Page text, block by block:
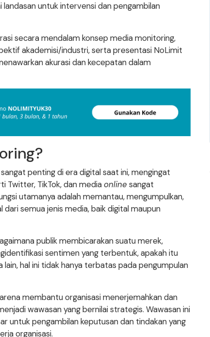
untuk intervensi dan pengambilan
secara mendalam konsep media monitoring,
akademisi/industri, serta presentasi NoLimit
akurasi dan kecepatan dalam
penting di era digital saat ini, mengingat
Twitter, TikTok, dan mediaonline sangat
utamanya adalah memantau, mengumpulkan,
semua jenis media, baik digital maupun
publik membicarakan suatu merek,
sentimen yang terbentuk, apakah itu
hal ini tidak hanya terbatas pada pengumpulan
membantu organisasi menerjemahkan dan
wawasan yang bernilai strategis. Wawasan ini
untuk pengambilan keputusan dan tindakan yang
organisasi.